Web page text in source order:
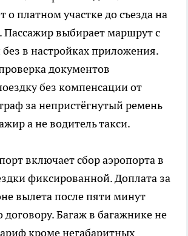
о платном участке до съезда на
Пассажир выбирает маршрут с
в настройках приложения.
документов
без компенсации от
за непристёгнутый ремень
а не водитель такси.
включает сбор аэропорта в
фиксированной. Доплата за
вылета после пяти минут
договору. Багаж в багажнике не
кроме негабаритных